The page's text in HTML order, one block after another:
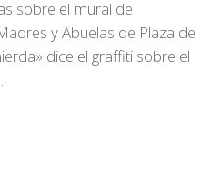
sobre el mural de
y Abuelas de Plaza de
dice el graffiti sobre el